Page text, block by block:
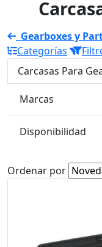
Gearboxes y
Categorías
Carcasas Para
Marcas
Disponibilidad
Ordenar por